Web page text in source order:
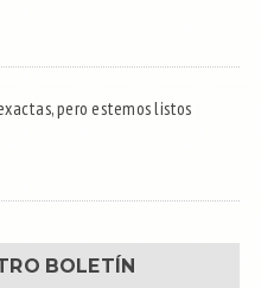
pero estemos listos
BOLETÍN